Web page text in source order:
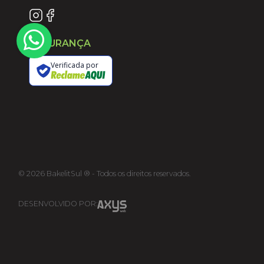
SEGURANÇA
Verificada por
© 2026BakelitSul ® - Todos os direitos reservados.
DESENVOLVIDO POR: